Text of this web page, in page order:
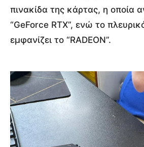
πινακίδα της κάρτας, η οποία
“GeForce RTX”, ενώ το
εμφανίζει το “RADEON”.